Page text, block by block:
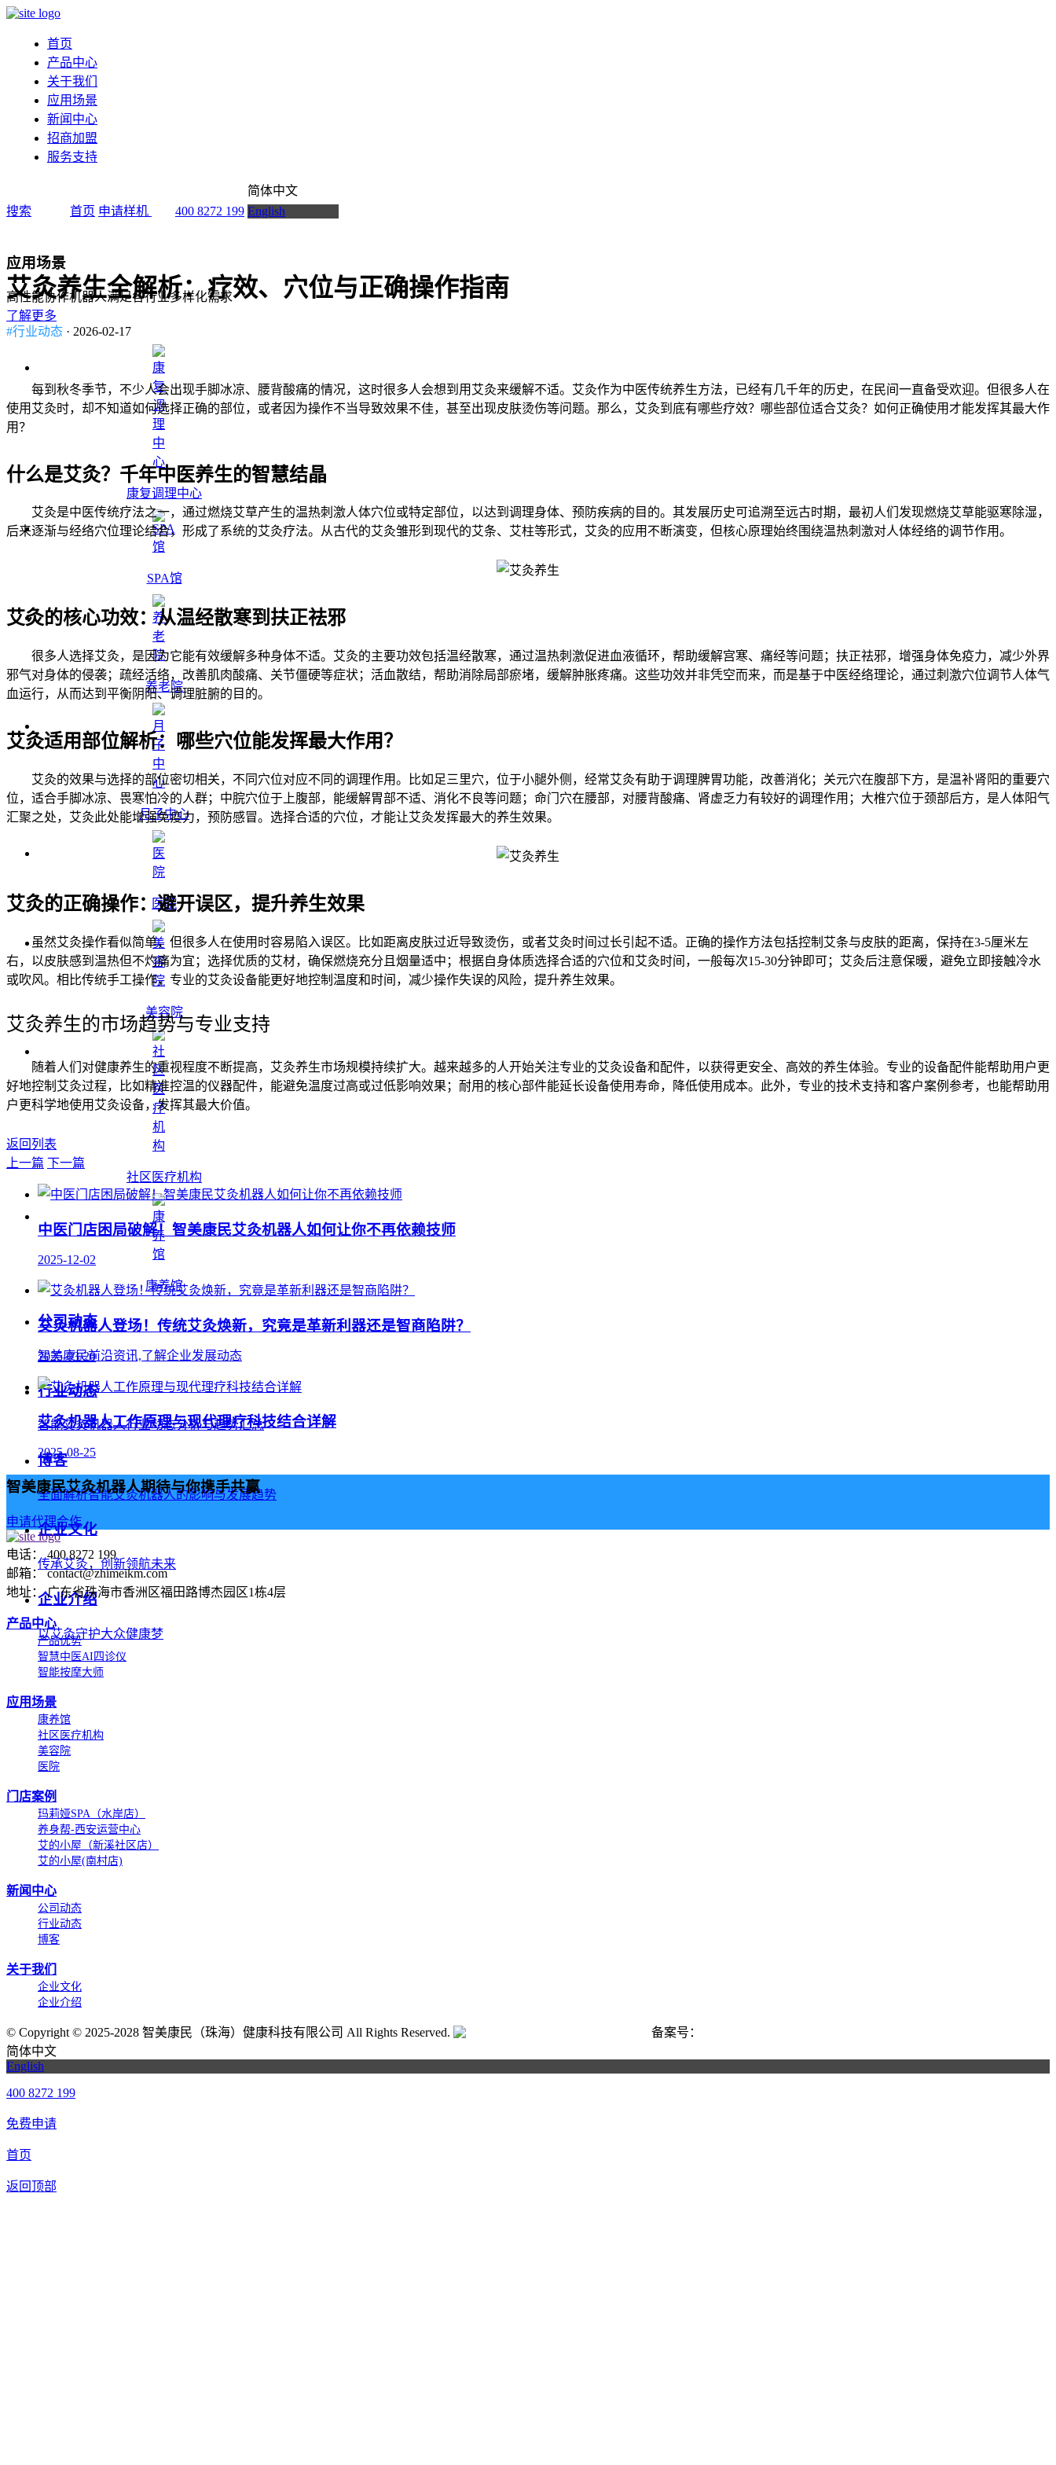
首页
产品中心
关于我们
应用场景
新闻中心
招商加盟
服务支持
搜索 首页 申请样机 400 8272 199
简体中文
English
应用场景
高性能协作机器人满足各行业多样化需求
了解更多
康复调理中心
SPA馆
养老院
月子中心
医院
美容院
社区医疗机构
康养馆
公司动态
智美康民前沿资讯,了解企业发展动态
行业动态
智能艾灸机器人行业动态分析与趋势汇总
博客
全面解析智能艾灸机器人的影响与发展趋势
企业文化
传承艾灸，创新领航未来
企业介绍
以艾灸守护大众健康梦
艾灸养生全解析：疗效、穴位与正确操作指南
#行业动态 · 2026-02-17
每到秋冬季节，不少人会出现手脚冰凉、腰背酸痛的情况，这时很多人会想到用艾灸来缓解不适。艾灸作为中医传统养生方法，已经有几千年的历史，在民间一直备受欢迎。但很多人在
使用艾灸时，却不知道如何选择正确的部位，或者因为操作不当导致效果不佳，甚至出现皮肤烫伤等问题。那么，艾灸到底有哪些疗效？哪些部位适合艾灸？如何正确使用才能发挥其最大作
用？
什么是艾灸？千年中医养生的智慧结晶
艾灸是中医传统疗法之一，通过燃烧艾草产生的温热刺激人体穴位或特定部位，以达到调理身体、预防疾病的目的。其发展历史可追溯至远古时期，最初人们发现燃烧艾草能驱寒除湿，
后来逐渐与经络穴位理论结合，形成了系统的艾灸疗法。从古代的艾灸雏形到现代的艾条、艾柱等形式，艾灸的应用不断演变，但核心原理始终围绕温热刺激对人体经络的调节作用。
艾灸的核心功效：从温经散寒到扶正祛邪
很多人选择艾灸，是因为它能有效缓解多种身体不适。艾灸的主要功效包括温经散寒，通过温热刺激促进血液循环，帮助缓解宫寒、痛经等问题；扶正祛邪，增强身体免疫力，减少外界
邪气对身体的侵袭；疏经活络，改善肌肉酸痛、关节僵硬等症状；活血散结，帮助消除局部瘀堵，缓解肿胀疼痛。这些功效并非凭空而来，而是基于中医经络理论，通过刺激穴位调节人体气
血运行，从而达到平衡阴阳、调理脏腑的目的。
艾灸适用部位解析：哪些穴位能发挥最大作用？
艾灸的效果与选择的部位密切相关，不同穴位对应不同的调理作用。比如足三里穴，位于小腿外侧，经常艾灸有助于调理脾胃功能，改善消化；关元穴在腹部下方，是温补肾阳的重要穴
位，适合手脚冰凉、畏寒怕冷的人群；中脘穴位于上腹部，能缓解胃部不适、消化不良等问题；命门穴在腰部，对腰背酸痛、肾虚乏力有较好的调理作用；大椎穴位于颈部后方，是人体阳气
汇聚之处，艾灸此处能增强免疫力，预防感冒。选择合适的穴位，才能让艾灸发挥最大的养生效果。
艾灸的正确操作：避开误区，提升养生效果
虽然艾灸操作看似简单，但很多人在使用时容易陷入误区。比如距离皮肤过近导致烫伤，或者艾灸时间过长引起不适。正确的操作方法包括控制艾条与皮肤的距离，保持在3-5厘米左
右，以皮肤感到温热但不灼痛为宜；选择优质的艾材，确保燃烧充分且烟量适中；根据自身体质选择合适的穴位和艾灸时间，一般每次15-30分钟即可；艾灸后注意保暖，避免立即接触冷水
或吹风。相比传统手工操作，专业的艾灸设备能更好地控制温度和时间，减少操作失误的风险，提升养生效果。
艾灸养生的市场趋势与专业支持
随着人们对健康养生的重视程度不断提高，艾灸养生市场规模持续扩大。越来越多的人开始关注专业的艾灸设备和配件，以获得更安全、高效的养生体验。专业的设备配件能帮助用户更
好地控制艾灸过程，比如精准控温的仪器配件，能避免温度过高或过低影响效果；耐用的核心部件能延长设备使用寿命，降低使用成本。此外，专业的技术支持和客户案例参考，也能帮助用
户更科学地使用艾灸设备，发挥其最大价值。
返回列表
上一篇 下一篇
中医门店困局破解！智美康民艾灸机器人如何让你不再依赖技师
2025-12-02
艾灸机器人登场！传统艾灸焕新，究竟是革新利器还是智商陷阱？
2025-03-20
艾灸机器人工作原理与现代理疗科技结合详解
2025-08-25
智美康民艾灸机器人期待与你携手共赢
申请代理合作
电话： 400 8272 199
邮箱： contact@zhimeikm.com
地址： 广东省珠海市香洲区福田路博杰园区1栋4层
产品中心
产品优势
智慧中医AI四诊仪
智能按摩大师
应用场景
康养馆
社区医疗机构
美容院
医院
门店案例
玛莉娅SPA（水岸店）
养身帮-西安运营中心
艾的小屋（新溪社区店）
艾的小屋(南村店)
新闻中心
公司动态
行业动态
博客
关于我们
企业文化
企业介绍
© Copyright © 2025-2028 智美康民（珠海）健康科技有限公司 All Rights Reserved. 备案号：
简体中文
English
400 8272 199
免费申请
首页
返回顶部